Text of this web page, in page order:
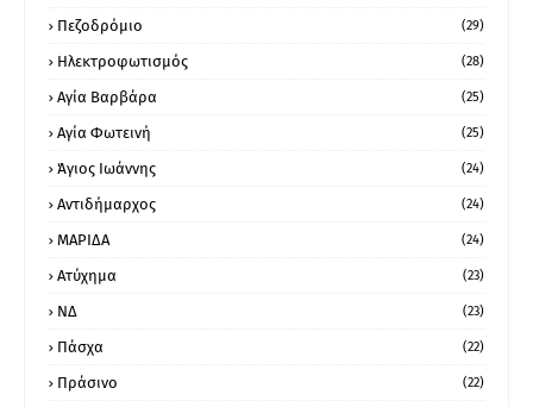
Πεζοδρόμιο (29)
Ηλεκτροφωτισμός (28)
Αγία Βαρβάρα (25)
Αγία Φωτεινή (25)
Άγιος Ιωάννης (24)
Αντιδήμαρχος (24)
ΜΑΡΙΔΑ (24)
Ατύχημα (23)
ΝΔ (23)
Πάσχα (22)
Πράσινο (22)